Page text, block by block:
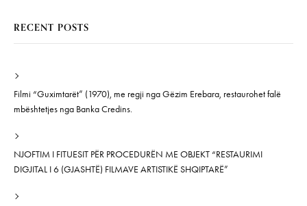
RECENT POSTS
Filmi “Guximtarët” (1970), me regji nga Gëzim Erebara, restaurohet falë
mbështetjes nga Banka Credins.
NJOFTIM I FITUESIT PËR PROCEDURËN ME OBJEKT “RESTAURIMI
DIGJITAL I 6 (GJASHTË) FILMAVE ARTISTIKË SHQIPTARË”